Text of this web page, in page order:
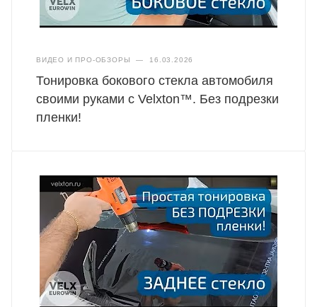
ВИДЕО И ПРО-ОБЗОРЫ — 16.03.2026
Тонировка бокового стекла автомобиля
своими руками с Velxton™. Без подрезки
пленки!